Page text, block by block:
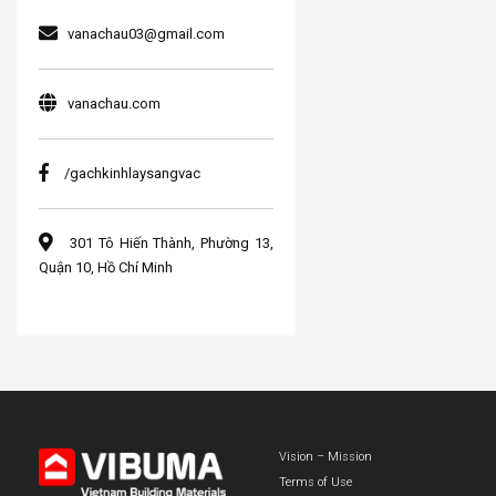
vanachau03@gmail.com
vanachau.com
/gachkinhlaysangvac
301 Tô Hiến Thành, Phường 13,
Quận 10, Hồ Chí Minh
Vision – Mission
Terms of Use